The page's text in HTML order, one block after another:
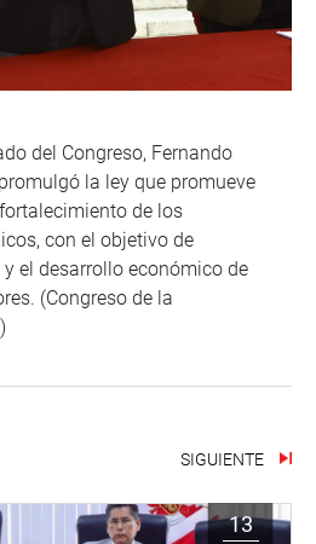
del Congreso, Fernando
la ley que promueve
de los
con el objetivo de
el desarrollo económico de
(Congreso de la
SIGUIENTE
13